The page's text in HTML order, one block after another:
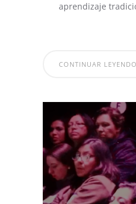
aprendizaje
CONTINUAR LEYENDO